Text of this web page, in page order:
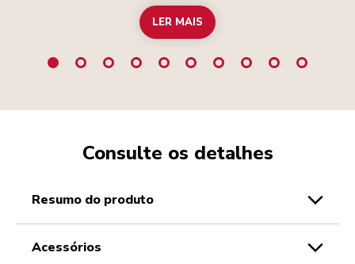
LER MAIS
Consulte os detalhes
resumo do produto
acessórios